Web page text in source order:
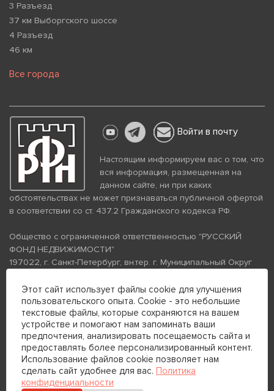
3 Разъезд
37 км Выборгского шоссе
4 Разъезд
46 км
Все города
Войти в почту
Настоящим информируем вас о том, что
вся информация, размещенная на
данном сайте, ни при каких
обстоятельствах не может признаваться публичной офертой
в соответствии со ст. 437.2 Гражданского кодекса РФ.
Общество с ограниченной ответственностью "РУССКИЙ
ФОНД НЕДВИЖИМОСТИ"
197022, г. Санкт-Петербург, вн.тер. г. Муниципальный Округ
помещение 26Н, комната 103
ИНН 7813672570 КПП 781301001 ОГРН 1237800058870
Политика конфиденциальности
Политика обработки
персональных данных
Телефон для связи:
+7 (812) 200-99-98
+7 (812) 200-88-89
Этот сайт использует файлы cookie для улучшения
пользовательского опыта. Cookie - это небольшие
текстовые файлы, которые сохраняются на вашем
устройстве и помогают нам запоминать ваши
предпочтения, анализировать посещаемость сайта и
предоставлять более персонализированный контент.
Использование файлов cookie позволяет нам
сделать сайт удобнее для вас. Политика
конфиденциальности